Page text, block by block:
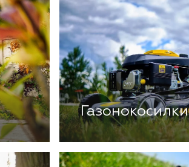
Газонокосилки